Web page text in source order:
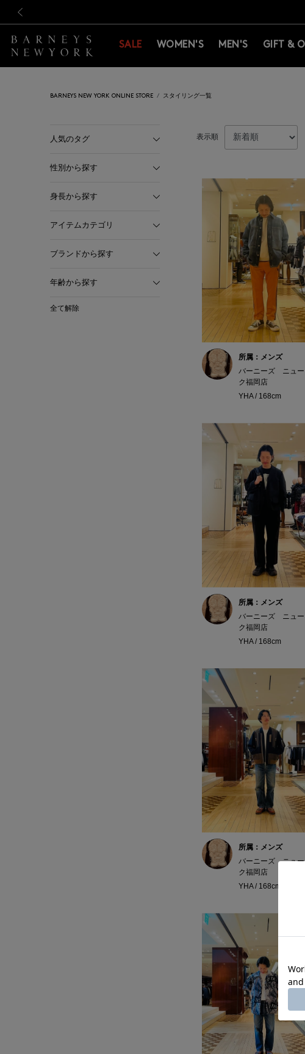
新規登録のお客様も対象！＜MY
新規登録のお客様も対象！＜MY
SALE WOMEN'S MEN'S GIFT &
BARNEYS NEW YORK ONLINE STORE スタイリング一覧
人気のタグ
性別から探す
身長から探す
アイテムカテゴリ
ブランドから探す
年齢から探す
全て解除
表示順
所属：メンズ
バーニーズ ニュー
ク福岡店
YHA / 168cm
所属：メンズ
バーニーズ ニュー
ク福岡店
YHA / 168cm
所属：メンズ
バーニーズ ニュ
ク福岡店
YHA / 168cm